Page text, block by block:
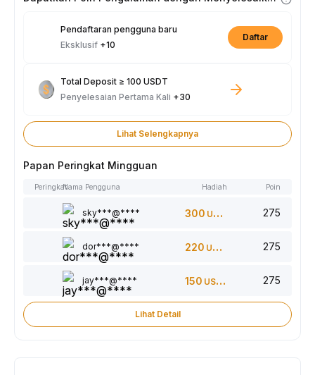
Pendaftaran pengguna baru
Eksklusif +10
Daftar
Total Deposit ≥ 100 USDT
Penyelesaian Pertama Kali +30
Lihat Selengkapnya
Papan Peringkat Mingguan
PeringkatNama Pengguna Hadiah Poin
sky***@**** 300 USDT 275
dor***@**** 220 USDT 275
jay***@**** 150 USDT 275
Lihat Detail